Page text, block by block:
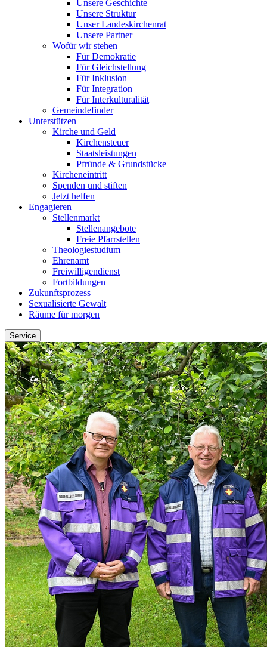
Unsere Geschichte
Unsere Struktur
Unser Landeskirchenrat
Unsere Partner
Wofür wir stehen
Für Demokratie
Für Gleichstellung
Für Inklusion
Für Integration
Für Interkulturalität
Gemeindefinder
Unterstützen
Kirche und Geld
Kirchensteuer
Staatsleistungen
Pfründe & Grundstücke
Kircheneintritt
Spenden und stiften
Jetzt helfen
Engagieren
Stellenmarkt
Stellenangebote
Freie Pfarrstellen
Theologiestudium
Ehrenamt
Freiwilligendienst
Fortbildungen
Zukunftsprozess
Sexualisierte Gewalt
Räume für morgen
Service